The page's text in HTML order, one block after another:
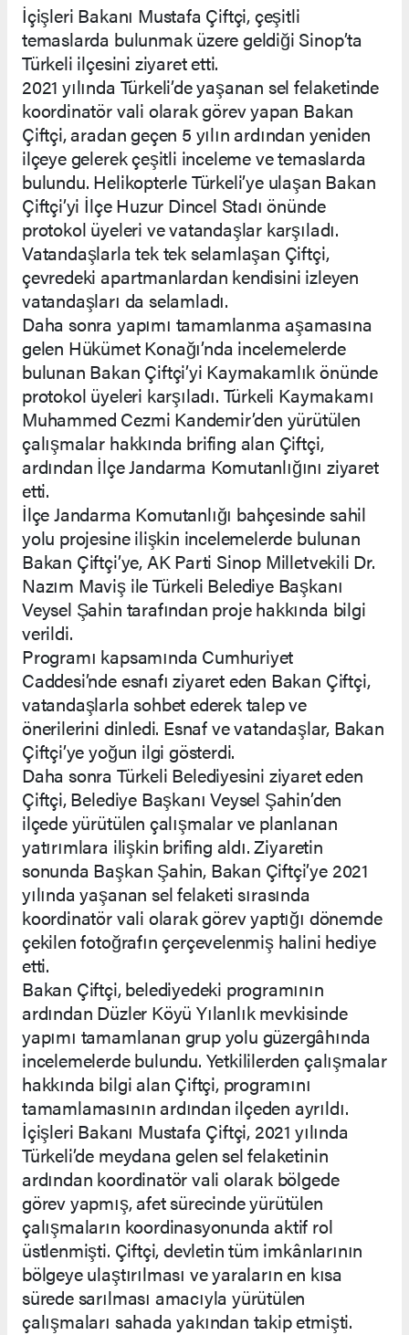
İçişleri Bakanı Mustafa Çiftçi, çeşitli
temaslarda bulunmak üzere geldiği Sinop’ta
Türkeli ilçesini ziyaret etti.
2021 yılında Türkeli’de yaşanan sel felaketinde
koordinatör vali olarak görev yapan Bakan
Çiftçi, aradan geçen 5 yılın ardından yeniden
ilçeye gelerek çeşitli inceleme ve temaslarda
bulundu. Helikopterle Türkeli’ye ulaşan Bakan
Çiftçi’yi İlçe Huzur Dincel Stadı önünde
protokol üyeleri ve vatandaşlar karşıladı.
Vatandaşlarla tek tek selamlaşan Çiftçi,
çevredeki apartmanlardan kendisini izleyen
vatandaşları da selamladı.
Daha sonra yapımı tamamlanma aşamasına
gelen Hükümet Konağı’nda incelemelerde
bulunan Bakan Çiftçi’yi Kaymakamlık önünde
protokol üyeleri karşıladı. Türkeli Kaymakamı
Muhammed Cezmi Kandemir’den yürütülen
çalışmalar hakkında brifing alan Çiftçi,
ardından İlçe Jandarma Komutanlığını ziyaret
etti.
İlçe Jandarma Komutanlığı bahçesinde sahil
yolu projesine ilişkin incelemelerde bulunan
Bakan Çiftçi’ye, AK Parti Sinop Milletvekili Dr.
Nazım Maviş ile Türkeli Belediye Başkanı
Veysel Şahin tarafından proje hakkında bilgi
verildi.
Programı kapsamında Cumhuriyet
Caddesi’nde esnafı ziyaret eden Bakan Çiftçi,
vatandaşlarla sohbet ederek talep ve
önerilerini dinledi. Esnaf ve vatandaşlar, Bakan
Çiftçi’ye yoğun ilgi gösterdi.
Daha sonra Türkeli Belediyesini ziyaret eden
Çiftçi, Belediye Başkanı Veysel Şahin’den
ilçede yürütülen çalışmalar ve planlanan
yatırımlara ilişkin brifing aldı. Ziyaretin
sonunda Başkan Şahin, Bakan Çiftçi’ye 2021
yılında yaşanan sel felaketi sırasında
koordinatör vali olarak görev yaptığı dönemde
çekilen fotoğrafın çerçevelenmiş halini hediye
etti.
Bakan Çiftçi, belediyedeki programının
ardından Düzler Köyü Yılanlık mevkisinde
yapımı tamamlanan grup yolu güzergâhında
incelemelerde bulundu. Yetkililerden çalışmalar
hakkında bilgi alan Çiftçi, programını
tamamlamasının ardından ilçeden ayrıldı.
İçişleri Bakanı Mustafa Çiftçi, 2021 yılında
Türkeli’de meydana gelen sel felaketinin
ardından koordinatör vali olarak bölgede
görev yapmış, afet sürecinde yürütülen
çalışmaların koordinasyonunda aktif rol
üstlenmişti. Çiftçi, devletin tüm imkânlarının
bölgeye ulaştırılması ve yaraların en kısa
sürede sarılması amacıyla yürütülen
çalışmaları sahada yakından takip etmişti.